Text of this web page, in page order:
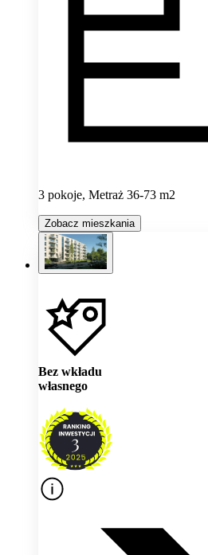
3 pokoje, Metraż 36-73 m2
Zobacz mieszkania
Bez wkładu
własnego